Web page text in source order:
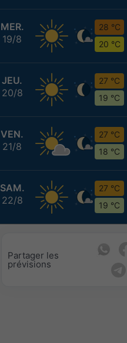
MER.
19/8
28 °C
20 °C
JEU.
20/8
27 °C
19 °C
VEN.
21/8
27 °C
18 °C
SAM.
22/8
27 °C
19 °C
Partager les
prévisions